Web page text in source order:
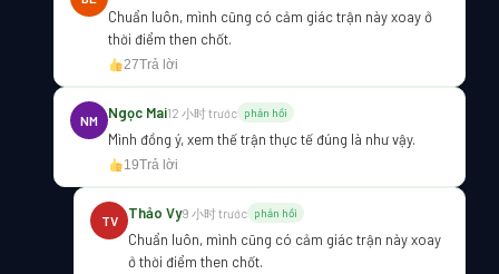
Chuẩn luôn, mình cũng có cảm giác trận này xoay ở
thời điểm then chốt.
27Trả lời
NM Ngọc Mai12 小时 trước phản hồi
Mình đồng ý, xem thế trận thực tế đúng là như vậy.
19Trả lời
TV Thảo Vy9 小时 trước phản hồi
Chuẩn luôn, mình cũng có cảm giác trận này xoay
ở thời điểm then chốt.